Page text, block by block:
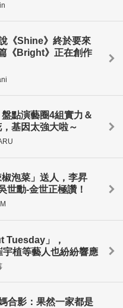
《Shine》終於要來
《Bright》正在創作
點演藝圈4組實力＆
基因太強大啦～
泡菜」送人，李昇
世勳-金世正極讚！
Tuesday」，
植等藝人也紛紛響應
合影：果然一家都是